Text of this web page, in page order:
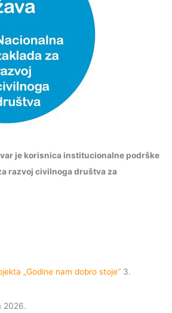
je korisnica institucionalne podrške
razvoj civilnoga društva za
„Godine nam dobro stoje“ 3.
2026.